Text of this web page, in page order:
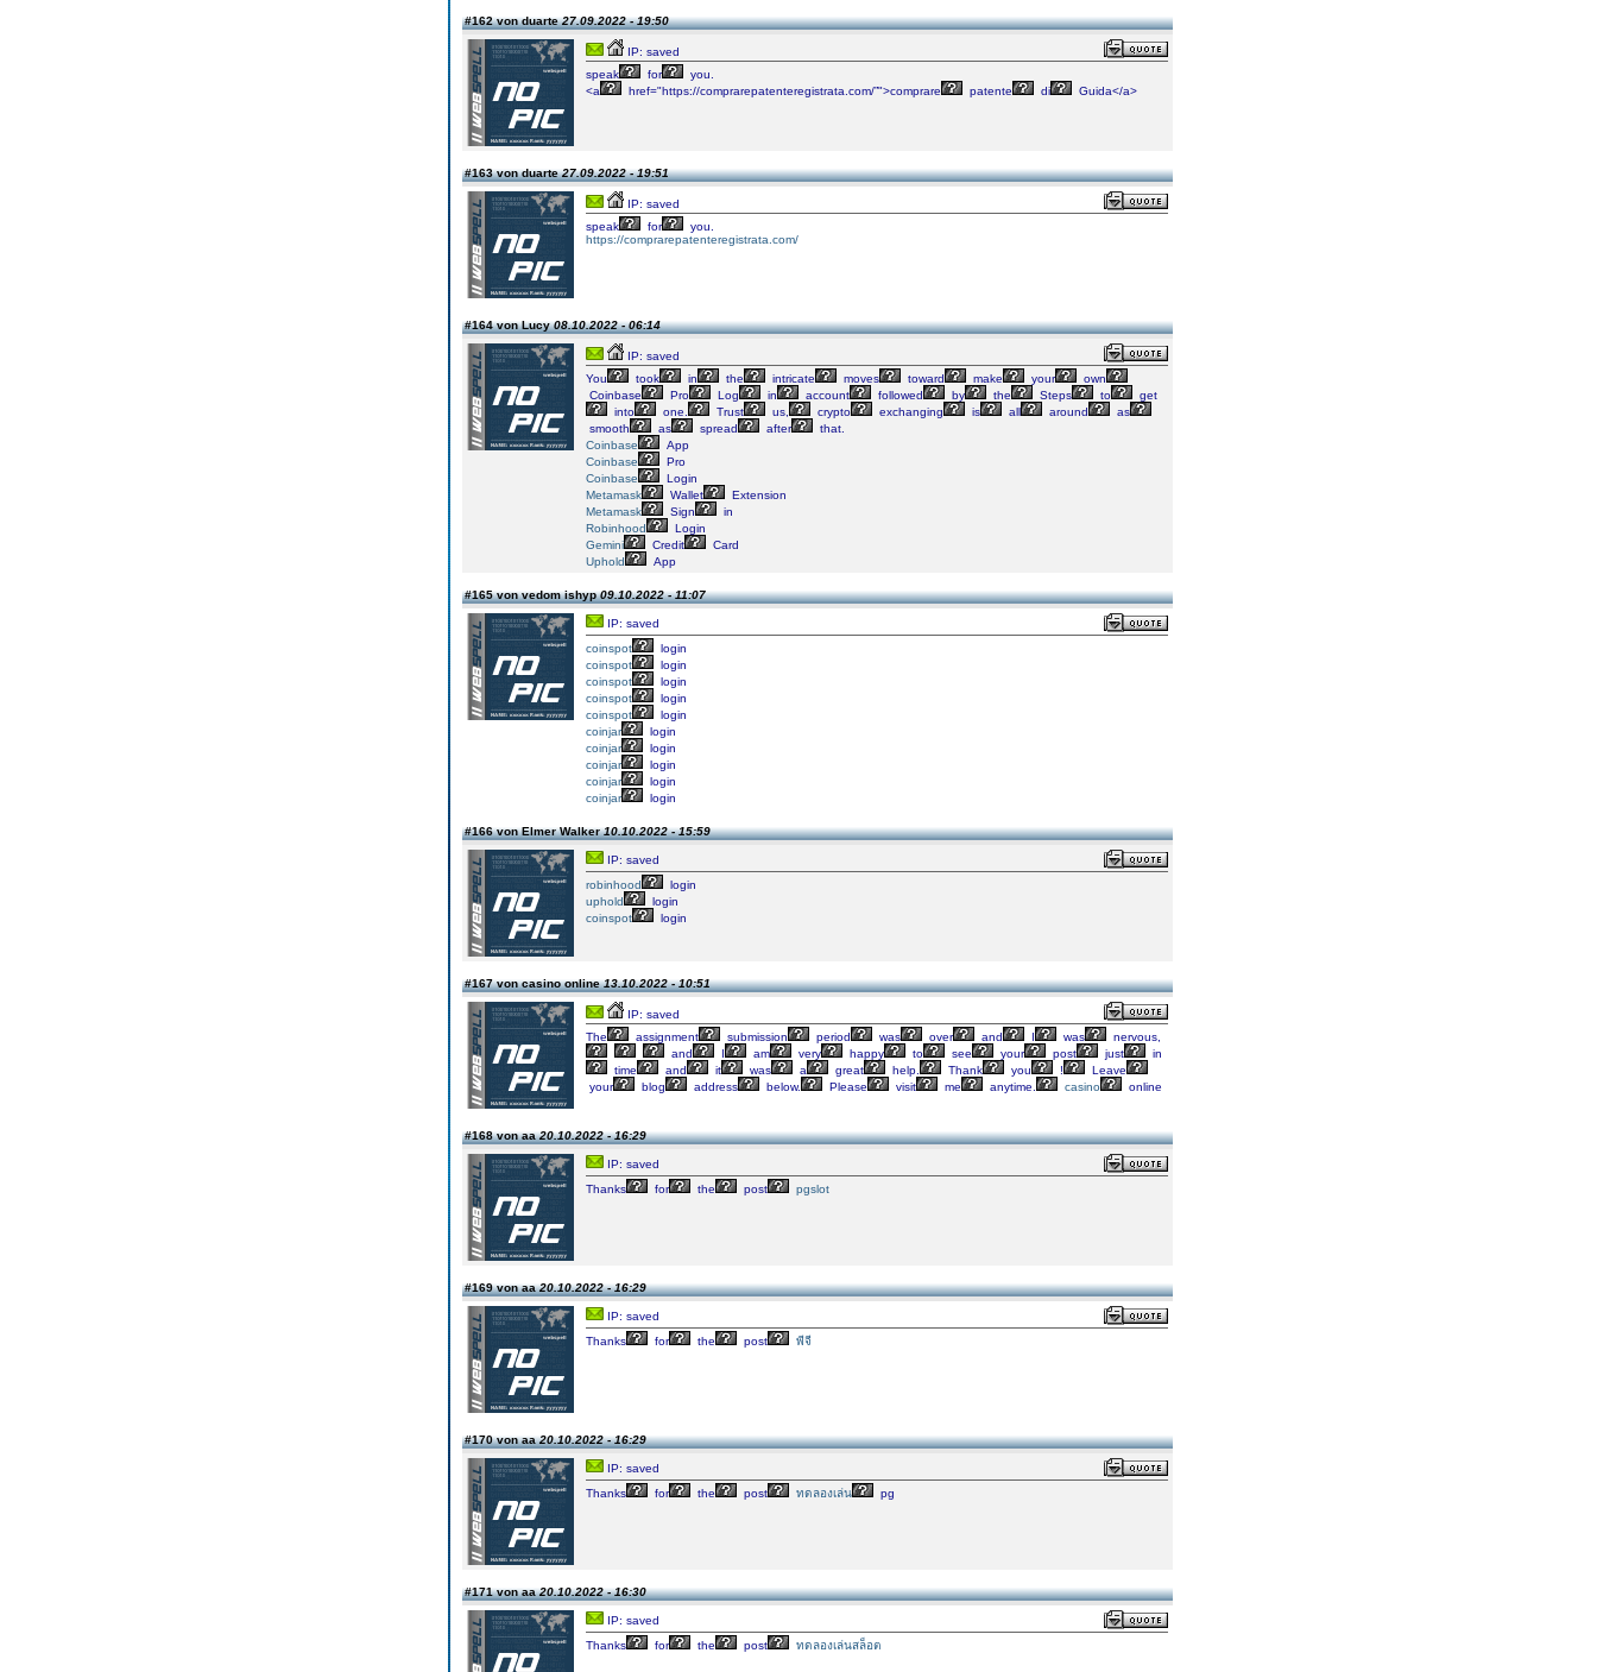
#162 von duarte27.09.2022 - 19:50
IP: saved
speak
for
you.
<a
href="https://comprarepatenteregistrata.com/”">comprare patente di Guida</a>
#163 von duarte27.09.2022 - 19:51
IP: saved
speak
for
you.
https://comprarepatenteregistrata.com/
#164 von Lucy08.10.2022 - 06:14
IP: saved
You
took in the intricate moves toward make your
own
Coinbase
Pro Log in account followed by the Steps to
get
into
one. Trust us, crypto exchanging is all around
as
smooth
as spread after
that.
Coinbase
App
Coinbase
Pro
Coinbase
Login
Metamask
Wallet
Extension
Metamask
Sign
in
Robinhood
Login
Gemini
Credit
Card
Uphold
App
#165 von vedom ishyp09.10.2022 - 11:07
IP: saved
coinspot
login
coinspot
login
coinspot
login
coinspot
login
coinspot
login
coinjar
login
coinjar
login
coinjar
login
coinjar
login
coinjar
login
#166 von Elmer Walker10.10.2022 - 15:59
IP: saved
robinhood
login
uphold
login
coinspot
login
#167 von casino online13.10.2022 - 10:51
IP: saved
The
assignment submission period was over and I was
nervous,
and
I am very happy to see your post just
in
time
and it was a great help. Thank you !
Leave
your
blog address below. Please visit me anytime. casino online
#168 von aa20.10.2022 - 16:29
IP: saved
Thanks
for the post pgslot
#169 von aa20.10.2022 - 16:29
IP: saved
Thanks
for the post พีจี
#170 von aa20.10.2022 - 16:29
IP: saved
Thanks
for the post ทดลองเล่น pg
#171 von aa20.10.2022 - 16:30
IP: saved
Thanks
for the post ทดลองเล่นสล็อต